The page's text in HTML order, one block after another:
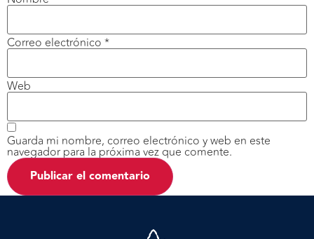
Correo electrónico *
Web
Guarda mi nombre, correo electrónico y web en este
navegador para la próxima vez que comente.